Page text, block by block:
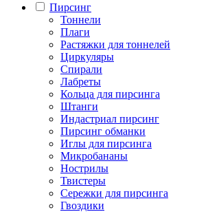
Пирсинг
Тоннели
Плаги
Растяжки для тоннелей
Циркуляры
Спирали
Лабреты
Кольца для пирсинга
Штанги
Индастриал пирсинг
Пирсинг обманки
Иглы для пирсинга
Микробананы
Нострилы
Твистеры
Сережки для пирсинга
Гвоздики